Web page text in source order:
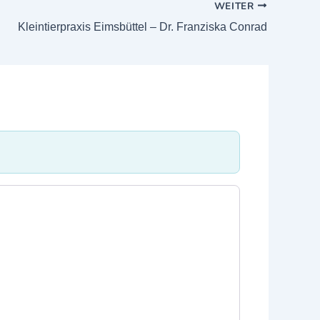
WEITER
Kleintierpraxis Eimsbüttel – Dr. Franziska Conrad